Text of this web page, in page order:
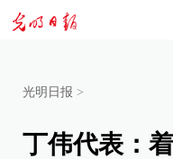
光明日报 >
丁伟代表：